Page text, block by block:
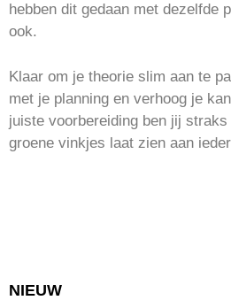
hebben dit gedaan met dezelfde
ook.
Klaar om je theorie slim aan te
met je planning en verhoog je
juiste voorbereiding ben jij straks
groene vinkjes laat zien aan
NIEUW